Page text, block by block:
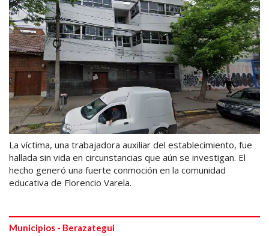
La víctima, una trabajadora auxiliar del establecimiento, fue
hallada sin vida en circunstancias que aún se investigan. El
hecho generó una fuerte conmoción en la comunidad
educativa de Florencio Varela.
Municipios - Berazategui